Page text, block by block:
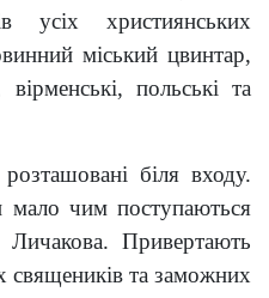
усіх християнських
міський цвинтар,
польські та
біля входу.
мало чим поступаються
Личакова. Привертають
священиків та заможних